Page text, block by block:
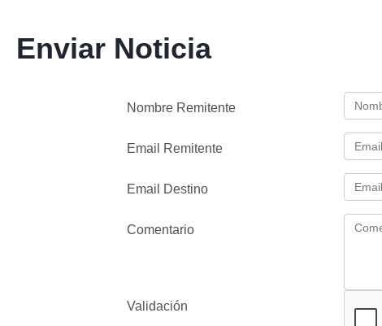
Enviar Noticia
Nombre Remitente
Email Remitente
Email Destino
Comentario
Validación